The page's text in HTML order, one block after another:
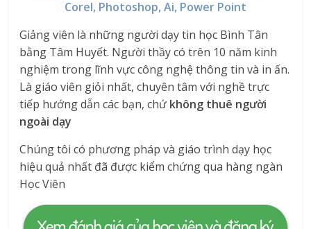
Corel, Photoshop, Ai, Power Point
Giảng viên là những người dạy tin học Bình Tân
bằng Tâm Huyết. Người thầy có trên 10 năm kinh
nghiệm trong lĩnh vực công nghệ thông tin và in ấn.
Là giáo viên giỏi nhất, chuyên tâm với nghề trực
tiếp hướng dẫn các bạn, chứ không thuê người
ngoài dạy
Chúng tôi có phương pháp và giáo trình dạy học
hiệu quả nhất đã được kiểm chứng qua hàng ngàn
Học Viên